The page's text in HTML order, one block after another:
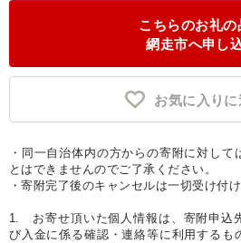
こちらのお礼の
網走市へ申し
お気に入りに
・同一自治体内の方からの寄附に対して
とはできませんのでご了承ください。
・寄附完了後のキャンセルは一切受け付
1. お寄せ頂いた個人情報は、寄附申込
び入金に係る確認・連絡等に利用するも